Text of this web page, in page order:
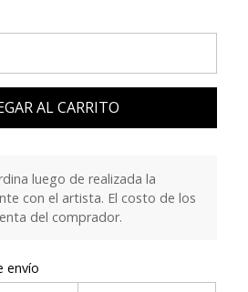
AL CARRITO
luego de realizada la
con el artista. El costo de los
del comprador.
envío